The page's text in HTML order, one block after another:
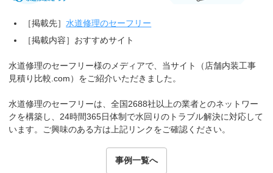
［掲載先］水道修理のセーフリー
［掲載内容］おすすめサイト
水道修理のセーフリー様のメディアで、当サイト（店舗内装工事
見積り比較.com）をご紹介いただきました。
水道修理のセーフリーは、全国2688社以上の業者とのネットワー
クを構築し、24時間365日体制で水回りのトラブル解決に対応して
います。ご興味のある方は上記リンクをご確認ください。
事例一覧へ